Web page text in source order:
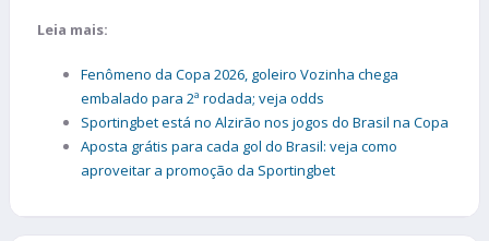
Leia mais:
Fenômeno da Copa 2026, goleiro Vozinha chega
embalado para 2ª rodada; veja odds
Sportingbet está no Alzirão nos jogos do Brasil na Copa
Aposta grátis para cada gol do Brasil: veja como
aproveitar a promoção da Sportingbet